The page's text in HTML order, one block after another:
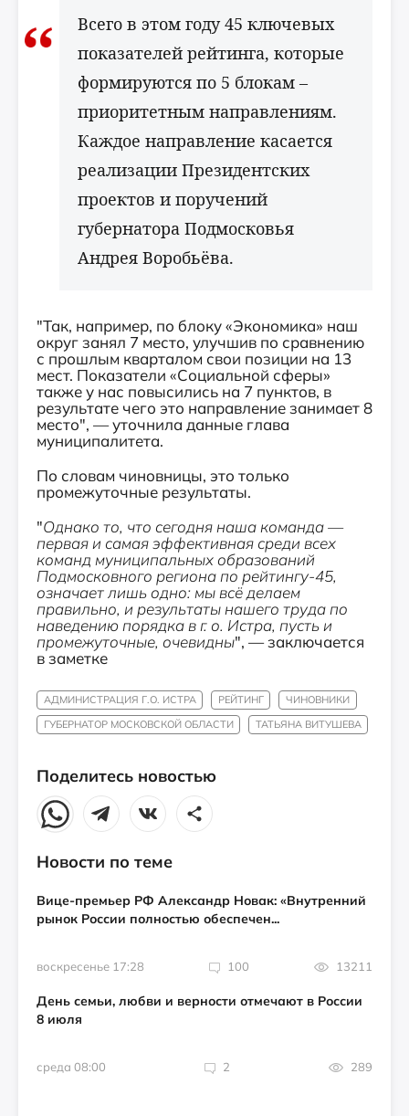
Всего в этом году 45 ключевых
показателей рейтинга, которые
формируются по 5 блокам –
приоритетным направлениям.
Каждое направление касается
реализации Президентских
проектов и поручений
губернатора Подмосковья
Андрея Воробьёва.
"Так, например, по блоку «Экономика» наш
округ занял 7 место, улучшив по сравнению
с прошлым кварталом свои позиции на 13
мест. Показатели «Социальной сферы»
также у нас повысились на 7 пунктов, в
результате чего это направление занимает 8
место", — уточнила данные глава
муниципалитета.
По словам чиновницы, это только
промежуточные результаты.
"Однако то, что сегодня наша команда —
первая и самая эффективная среди всех
команд муниципальных образований
Подмосковного региона по рейтингу-45,
означает лишь одно: мы всё делаем
правильно, и результаты нашего труда по
наведению порядка в г. о. Истра, пусть и
промежуточные, очевидны", — заключается
в заметке
АДМИНИСТРАЦИЯ Г.О. ИСТРА РЕЙТИНГ
ЧИНОВНИКИ
ГУБЕРНАТОР МОСКОВСКОЙ ОБЛАСТИ
ТАТЬЯНА ВИТУШЕВА
Поделитесь новостью
Новости по теме
Вице-премьер РФ Александр Новак: «Внутренний
рынок России полностью обеспечен...
воскресенье 17:28 100 13211
День семьи, любви и верности отмечают в России
8 июля
среда 08:00 2 289